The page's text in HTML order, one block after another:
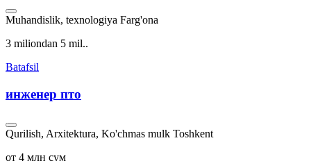
Muhandislik, texnologiya Farg'ona
3 miliondan 5 mil..
Batafsil
инженер пто
Qurilish, Arxitektura, Ko'chmas mulk Toshkent
от 4 млн сум